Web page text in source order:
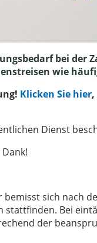
bei der
wie
Klicken Sie hier
Dienst
sich nach
Bei
der